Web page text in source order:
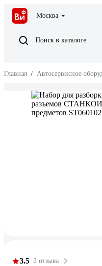
Москва
Поиск в каталоге
Главная / Автосервисное
3.5 2 отзыва